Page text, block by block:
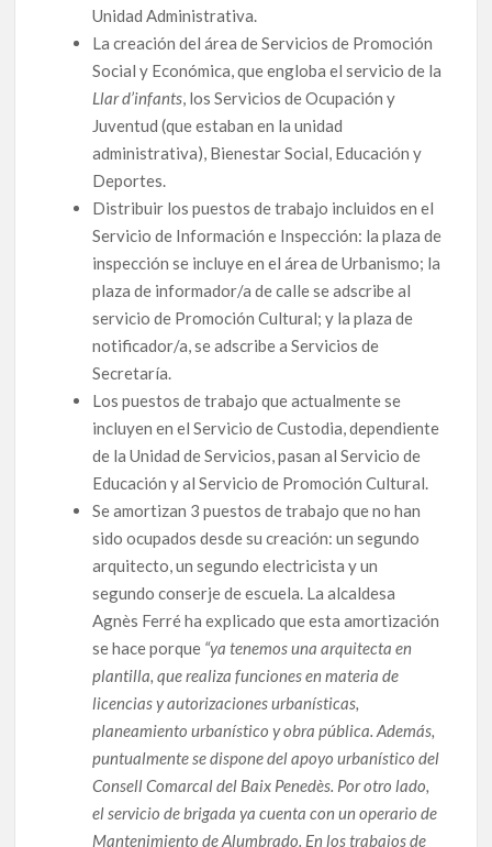
Unidad Administrativa.
La creación del área de Servicios de Promoción
Social y Económica, que engloba el servicio de la
Llar d’infants, los Servicios de Ocupación y
Juventud (que estaban en la unidad
administrativa), Bienestar Social, Educación y
Deportes.
Distribuir los puestos de trabajo incluidos en el
Servicio de Información e Inspección: la plaza de
inspección se incluye en el área de Urbanismo; la
plaza de informador/a de calle se adscribe al
servicio de Promoción Cultural; y la plaza de
notificador/a, se adscribe a Servicios de
Secretaría.
Los puestos de trabajo que actualmente se
incluyen en el Servicio de Custodia, dependiente
de la Unidad de Servicios, pasan al Servicio de
Educación y al Servicio de Promoción Cultural.
Se amortizan 3 puestos de trabajo que no han
sido ocupados desde su creación: un segundo
arquitecto, un segundo electricista y un
segundo conserje de escuela. La alcaldesa
Agnès Ferré ha explicado que esta amortización
se hace porque “ya tenemos una arquitecta en
plantilla, que realiza funciones en materia de
licencias y autorizaciones urbanísticas,
planeamiento urbanístico y obra pública. Además,
puntualmente se dispone del apoyo urbanístico del
Consell Comarcal del Baix Penedès. Por otro lado,
el servicio de brigada ya cuenta con un operario de
Mantenimiento de Alumbrado. En los trabajos de